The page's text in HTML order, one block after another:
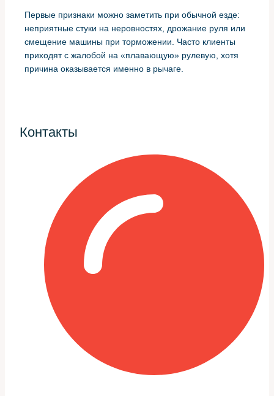
Первые признаки можно заметить при обычной езде:
неприятные стуки на неровностях, дрожание руля или
смещение машины при торможении. Часто клиенты
приходят с жалобой на «плавающую» рулевую, хотя
причина оказывается именно в рычаге.
Диагностику дополняю контролем развала-схождения
Инструменты, запчасти и
подготовка к работе
Грамотная подготовка экономит время и снижает
риски. Нужны качественные домкраты и подставки,
набор трещоток и головок, съёмник шаровых,
динамометрический ключ и стенд для регулировки
схождения.
Запчасти подбираю так: оригинальные элементы либо
доведённые до заводского уровня аналоги от
проверенных поставщиков. Обязательно проверяю
маркировку и детали креплений, чтобы не столкнуться
с несовместимостью при сборке.
Короткая таблица: основные
Контакты